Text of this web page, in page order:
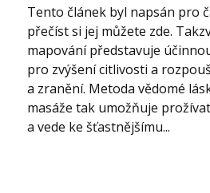
Tento článek byl napsán pro
přečíst si jej můžete zde.
mapování představuje
pro zvýšení citlivosti a
a zranění. Metoda vědomé
masáže tak umožňuje
a vede ke šťastnějšímu...